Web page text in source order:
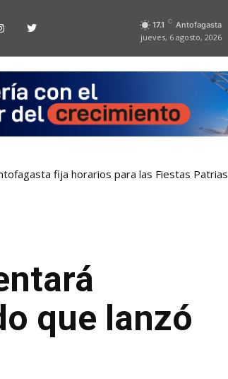
17.1 C Antofagasta
jueves, 6 agosto, 2026
fija horarios para las Fiestas Patrias
que lanzó